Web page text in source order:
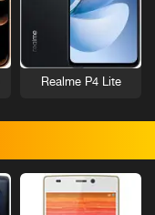
Realme P4 Lite